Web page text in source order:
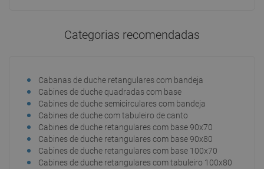
Categorias recomendadas
Cabanas de duche retangulares com bandeja
Cabines de duche quadradas com base
Cabines de duche semicirculares com bandeja
Cabines de duche com tabuleiro de canto
Cabines de duche retangulares com base 90x70
Cabines de duche retangulares com base 90x80
Cabines de duche retangulares com base 100x70
Cabines de duche retangulares com tabuleiro 100x80